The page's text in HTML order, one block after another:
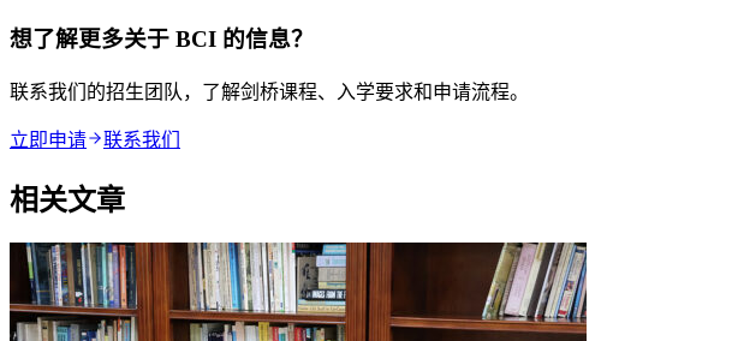
想了解更多关于 BCI 的信息？
联系我们的招生团队，了解剑桥课程、入学要求和申请流程。
立即申请 联系我们
相关文章